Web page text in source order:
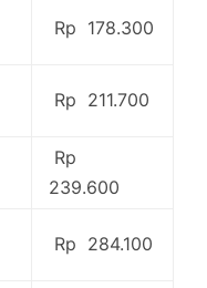
Rp 178.300
Rp 211.700
Rp
239.600
Rp 284.100